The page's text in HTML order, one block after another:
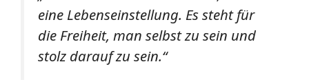
eine Lebenseinstellung. Es steht für
die Freiheit, man selbst zu sein und
stolz darauf zu sein.“